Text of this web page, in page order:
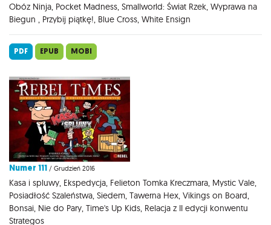
Obóz Ninja, Pocket Madness, Smallworld: Świat Rzek, Wyprawa na
Biegun , Przybij piątkę!, Blue Cross, White Ensign
PDF EPUB MOBI
Numer 111 / Grudzień 2016
Kasa i spluwy, Ekspedycja, Felieton Tomka Kreczmara, Mystic Vale,
Posiadłość Szaleństwa, Siedem, Tawerna Hex, Vikings on Board,
Bonsai, Nie do Pary, Time's Up Kids, Relacja z II edycji konwentu
Strategos